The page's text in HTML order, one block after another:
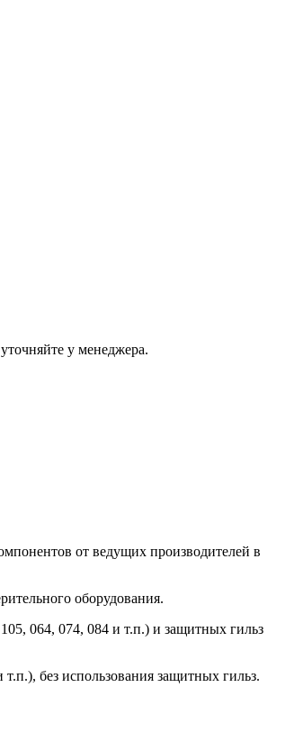
у менеджера.
от ведущих производителей в
оборудования.
064, 074, 084 и т.п.) и защитных гильз
без использования защитных гильз.